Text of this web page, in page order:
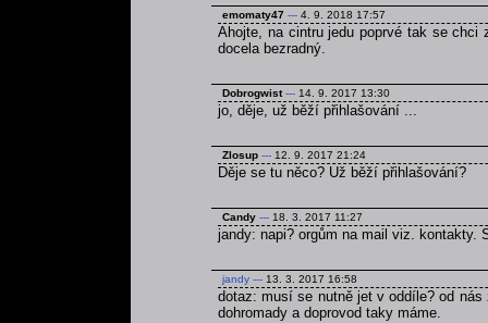
emomaty47 --- 4. 9. 2018 17:57
Ahojte, na cintru jedu poprvé tak se chci
docela bezradný.
Dobrogwist --- 14. 9. 2017 13:30
jo, děje, už běží přihlašování ...
Zlosup --- 12. 9. 2017 21:24
Děje se tu něco? Už běží přihlašování?
Candy --- 18. 3. 2017 11:27
jandy: napi? orgům na mail viz. kontakty.
jandy --- 13. 3. 2017 16:58
dotaz: musí se nutně jet v oddíle? od
dohromady a doprovod taky máme.